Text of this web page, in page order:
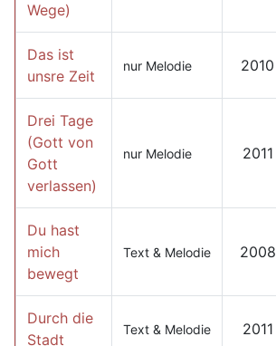
Wege)
Das ist
unsre Zeit
nur Melodie 2010
Drei Tage
(Gott von
Gott
verlassen)
nur Melodie 2011
Du hast
mich
bewegt
Text & Melodie 2008
Durch die
Stadt
Text & Melodie 2011